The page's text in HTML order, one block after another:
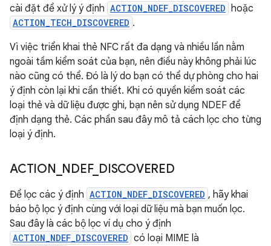
cài đặt để xử lý ý định ACTION_NDEF_DISCOVERED hoặc
ACTION_TECH_DISCOVERED .
Vì việc triển khai thẻ NFC rất đa dạng và nhiều lần nằm
ngoài tầm kiểm soát của bạn, nên điều này không phải lúc
nào cũng có thể. Đó là lý do bạn có thể dự phòng cho hai
ý định còn lại khi cần thiết. Khi có quyền kiểm soát các
loại thẻ và dữ liệu được ghi, bạn nên sử dụng NDEF để
định dạng thẻ. Các phần sau đây mô tả cách lọc cho từng
loại ý định.
ACTION NDEF_ DISCOVERED
Để lọc các ý định ACTION_NDEF_DISCOVERED , hãy khai
báo bộ lọc ý định cùng với loại dữ liệu mà bạn muốn lọc.
Sau đây là các bộ lọc ví dụ cho ý định
ACTION_NDEF_DISCOVERED có loại MIME là